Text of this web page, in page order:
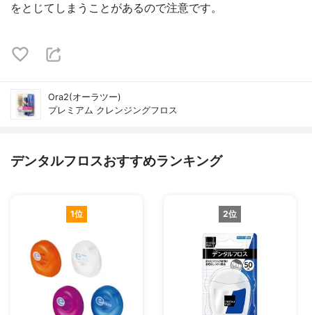
をとじてしまうことがあるので注意です。
Ora2(オーラツー)
プレミアム クレンジングフロス
デンタルフロスおすすめランキング
1位 2位